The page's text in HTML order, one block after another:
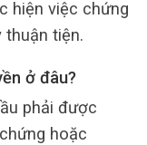
hiện việc chứng
tiện.
ở đâu?
phải được
hoặc